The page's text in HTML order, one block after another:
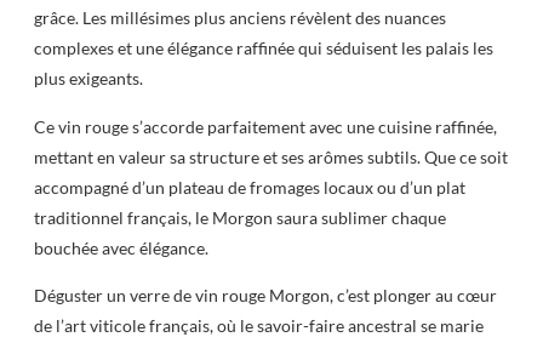
grâce. Les millésimes plus anciens révèlent des nuances
complexes et une élégance raffinée qui séduisent les palais les
plus exigeants.
Ce vin rouge s’accorde parfaitement avec une cuisine raffinée,
mettant en valeur sa structure et ses arômes subtils. Que ce soit
accompagné d’un plateau de fromages locaux ou d’un plat
traditionnel français, le Morgon saura sublimer chaque
bouchée avec élégance.
Déguster un verre de vin rouge Morgon, c’est plonger au cœur
de l’art viticole français, où le savoir-faire ancestral se marie